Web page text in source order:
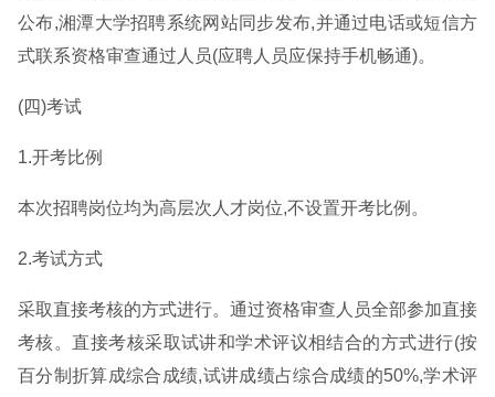
公布,湘潭大学招聘系统网站同步发布,并通过电话或短信方
式联系资格审查通过人员(应聘人员应保持手机畅通)。
(四)考试
1.开考比例
本次招聘岗位均为高层次人才岗位,不设置开考比例。
2.考试方式
采取直接考核的方式进行。通过资格审查人员全部参加直接
考核。直接考核采取试讲和学术评议相结合的方式进行(按
百分制折算成综合成绩,试讲成绩占综合成绩的50%,学术评